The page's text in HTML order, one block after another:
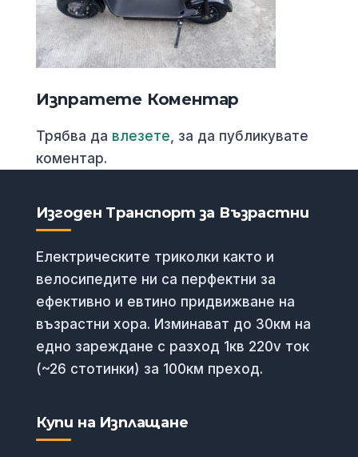
Изпратете Коментар
Трябва да влезете, за да публикувате
коментар.
Изгоден Транспорт за Възрастни
Електрическите триколки както и
велосипедите ни са перфектни за
ефективно и евтино придвижване на
възрастни хора. Изминават до 30км на
едно зареждане с разход 1кв 220v ток
(~26 стотинки) за 100км преход.
Купи на Изплащане